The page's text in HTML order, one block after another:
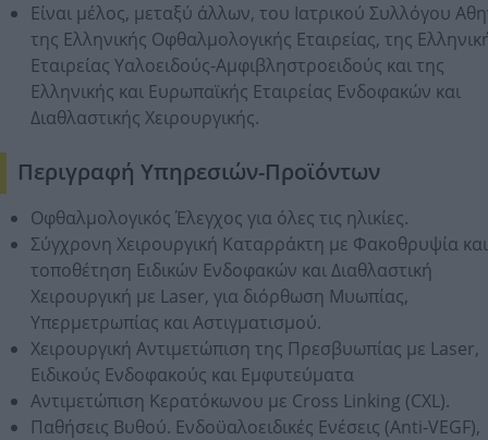
Είναι μέλος, μεταξύ άλλων, του Ιατρικού Συλλόγου
της Ελληνικής Οφθαλμολογικής Εταιρείας, της
Εταιρείας Υαλοειδούς-Αμφιβληστροειδούς και της
Ελληνικής και Ευρωπαϊκής Εταιρείας Ενδοφακών και
Διαθλαστικής Χειρουργικής.
Περιγραφή Υπηρεσιών-Προϊόντων
Οφθαλμολογικός Έλεγχος για όλες τις ηλικίες.
Σύγχρονη Χειρουργική Καταρράκτη με Φακοθρυψία και
τοποθέτηση Ειδικών Ενδοφακών και Διαθλαστική
Χειρουργική με Laser, για διόρθωση Μυωπίας,
Υπερμετρωπίας και Αστιγματισμού.
Χειρουργική Αντιμετώπιση της Πρεσβυωπίας με Laser,
Ειδικούς Ενδοφακούς και Εμφυτεύματα
Αντιμετώπιση Κερατόκωνου με Cross Linking (CXL).
Παθήσεις Βυθού. Ενδοϋαλοειδικές Ενέσεις (Anti-VEGF),